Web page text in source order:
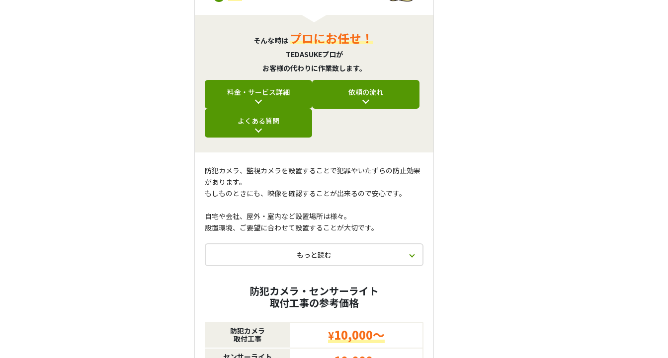
そんな時はプロにお任せ！
TEDASUKEプロが
お客様の代わりに作業致します。
料金・サービス詳細 依頼の流れ
よくある質問
防犯カメラ、監視カメラを設置することで犯罪やいたずらの防止効果
があります。
もしものときにも、映像を確認することが出来るので安心です。
自宅や会社、屋外・室内など設置場所は様々。
設置環境、ご要望に合わせて設置することが大切です。
もっと読む
防犯カメラ・センサーライト
取付工事の参考価格
防犯カメラ
取付工事
¥10,000～